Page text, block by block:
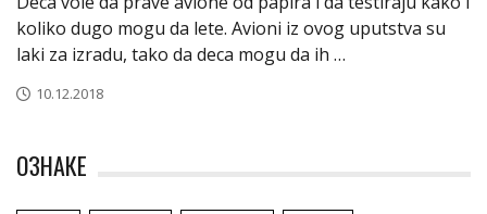
koliko dugo mogu da lete. Avioni iz ovog uputstva su
laki za izradu, tako da deca mogu da ih …
10.12.2018
ОЗНАКЕ